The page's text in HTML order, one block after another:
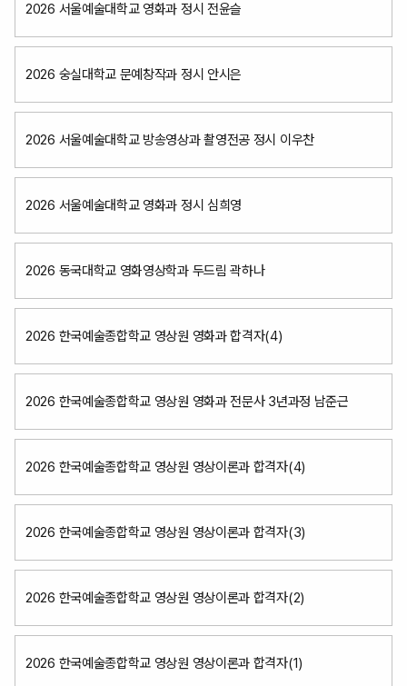
2026 서울예술대학교 영화과 정시 전윤슬
2026 숭실대학교 문예창작과 정시 안시은
2026 서울예술대학교 방송영상과 촬영전공 정시 이우찬
2026 서울예술대학교 영화과 정시 심희영
2026 동국대학교 영화영상학과 두드림 곽하나
2026 한국예술종합학교 영상원 영화과 합격자(4)
2026 한국예술종합학교 영상원 영화과 전문사 3년과정 남준근
2026 한국예술종합학교 영상원 영상이론과 합격자(4)
2026 한국예술종합학교 영상원 영상이론과 합격자(3)
2026 한국예술종합학교 영상원 영상이론과 합격자(2)
2026 한국예술종합학교 영상원 영상이론과 합격자(1)